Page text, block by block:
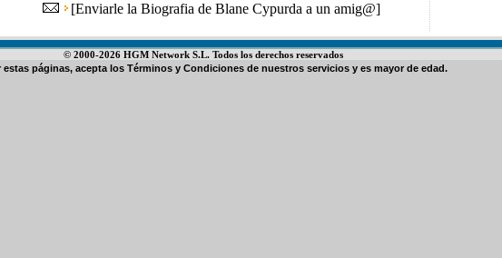
[Enviarle la Biografia de Blane Cypurda a un amig@]
© 2000-2026 HGM Network S.L. Todos los derechos reservados
estas páginas, acepta los Términos y Condiciones de nuestros servicios y es mayor de edad.